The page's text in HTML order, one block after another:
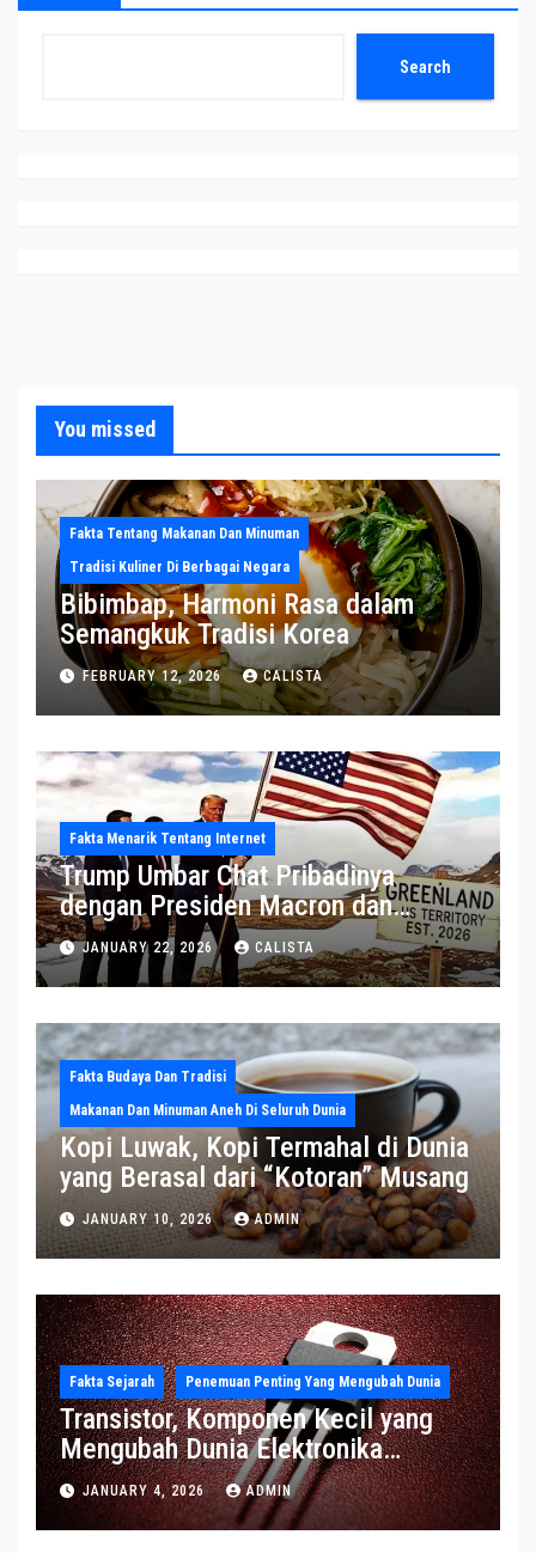
Search
You missed
Fakta Tentang Makanan Dan Minuman
Tradisi Kuliner Di Berbagai Negara
Bibimbap, Harmoni Rasa dalam
Semangkuk Tradisi Korea
FEBRUARY 12, 2026 CALISTA
Fakta Menarik Tentang Internet
Trump Umbar Chat Pribadinya
dengan Presiden Macron dan
Sekjen NATO ke Medsos, Bahas Isu
Greenland
JANUARY 22, 2026 CALISTA
Fakta Budaya Dan Tradisi
Makanan Dan Minuman Aneh Di Seluruh Dunia
Kopi Luwak, Kopi Termahal di Dunia
yang Berasal dari “Kotoran” Musang
JANUARY 10, 2026 ADMIN
Fakta Sejarah Penemuan Penting Yang Mengubah Dunia
Transistor, Komponen Kecil yang
Mengubah Dunia Elektronika
Modern
JANUARY 4, 2026 ADMIN